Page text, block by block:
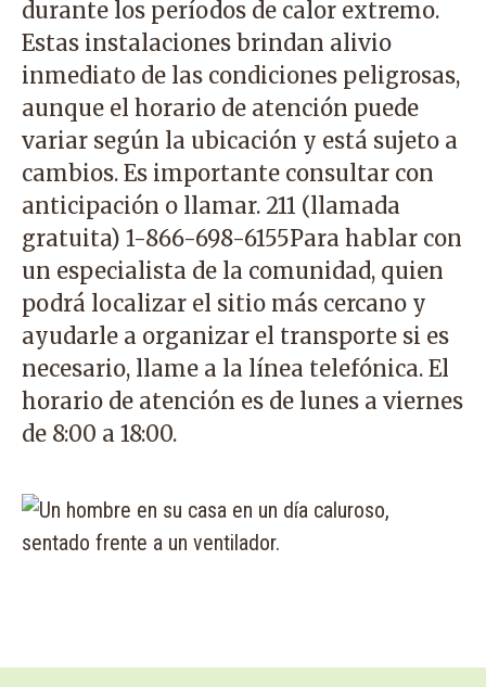
durante los períodos de calor extremo.
Estas instalaciones brindan alivio
inmediato de las condiciones peligrosas,
aunque el horario de atención puede
variar según la ubicación y está sujeto a
cambios. Es importante consultar con
anticipación o llamar. 211 (llamada
gratuita) 1-866-698-6155Para hablar con
un especialista de la comunidad, quien
podrá localizar el sitio más cercano y
ayudarle a organizar el transporte si es
necesario, llame a la línea telefónica. El
horario de atención es de lunes a viernes
de 8:00 a 18:00.